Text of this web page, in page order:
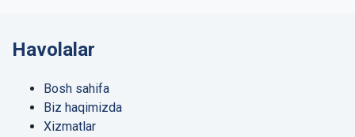
Havolalar
Bosh sahifa
Biz haqimizda
Xizmatlar